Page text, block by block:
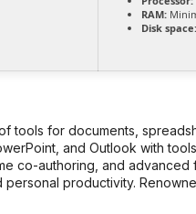
RAM:
Disk space:
tools for documents,
and Outlook with
co-authoring, and advanced
personal productivity.